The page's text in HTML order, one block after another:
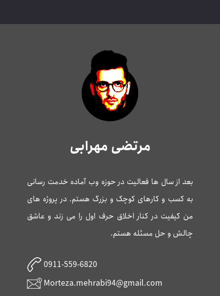
مرتضی مهرابی
بعد از سال ها فعالیت در حوزه وب آماده خدمت رسانی
به کسب و کارهای کوچک و بزرگ هستم. در پروژه های
من کیفیت در کنار اخلاق حرف اول را می زند و عاشق
چالش و حل مسئله هستم.
0911-559-6820
Morteza.mehrabi94@gmail.com